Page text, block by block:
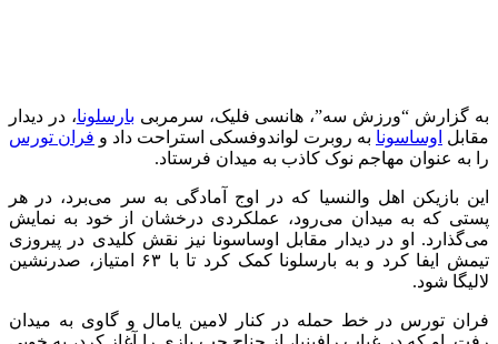
به گزارش “ورزش سه”، هانسی فلیک، سرمربی بارسلونا، در دیدار
مقابل اوساسونا به روبرت لواندوفسکی استراحت داد و فران تورس
را به عنوان مهاجم نوک کاذب به میدان فرستاد.
این بازیکن اهل والنسیا که در اوج آمادگی به سر می‌برد، در هر
پستی که به میدان می‌رود، عملکردی درخشان از خود به نمایش
می‌گذارد. او در دیدار مقابل اوساسونا نیز نقش کلیدی در پیروزی
تیمش ایفا کرد و به بارسلونا کمک کرد تا با ۶۳ امتیاز، صدرنشین
لالیگا شود.
فران تورس در خط حمله در کنار لامین یامال و گاوی به میدان